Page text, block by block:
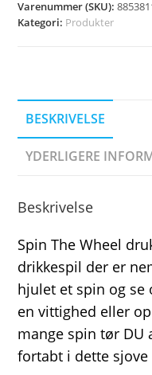
Varenummer (SKU):
Kategori: Produkter
BESKRIVELSE
YDERLIGERE
Beskrivelse
Spin The Wheel
drikkespil der er
hjulet et spin og
en vittighed eller
mange spin tør DU
fortabt i dette sjove